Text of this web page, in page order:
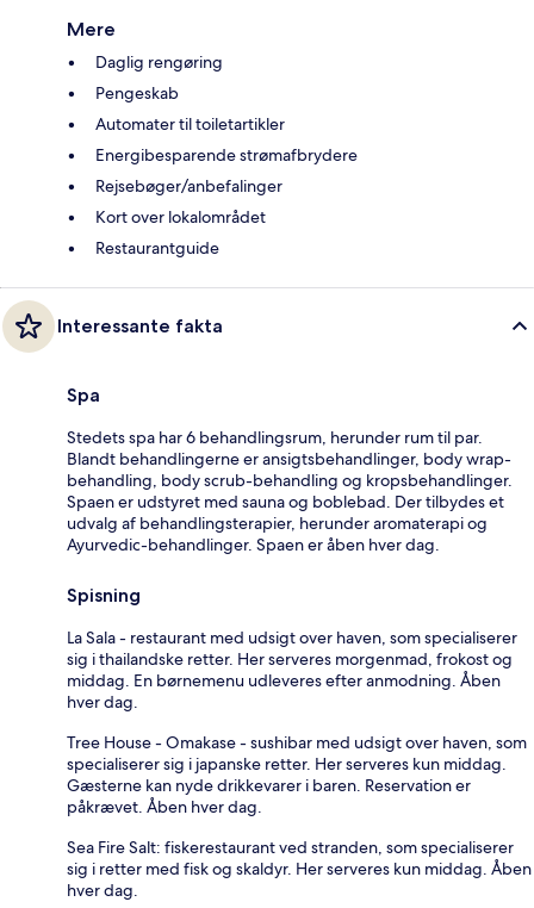
Mere
Daglig rengøring
Pengeskab
Automater til toiletartikler
Energibesparende strømafbrydere
Rejsebøger/anbefalinger
Kort over lokalområdet
Restaurantguide
Interessante fakta
Spa
Stedets spa har 6 behandlingsrum, herunder rum til par.
Blandt behandlingerne er ansigtsbehandlinger, body wrap-
behandling, body scrub-behandling og kropsbehandlinger.
Spaen er udstyret med sauna og boblebad. Der tilbydes et
udvalg af behandlingsterapier, herunder aromaterapi og
Ayurvedic-behandlinger. Spaen er åben hver dag.
Spisning
La Sala - restaurant med udsigt over haven, som specialiserer
sig i thailandske retter. Her serveres morgenmad, frokost og
middag. En børnemenu udleveres efter anmodning. Åben
hver dag.
Tree House - Omakase - sushibar med udsigt over haven, som
specialiserer sig i japanske retter. Her serveres kun middag.
Gæsterne kan nyde drikkevarer i baren. Reservation er
påkrævet. Åben hver dag.
Sea Fire Salt: fiskerestaurant ved stranden, som specialiserer
sig i retter med fisk og skaldyr. Her serveres kun middag. Åben
hver dag.